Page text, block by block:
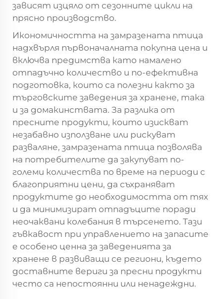
зависят изцяло от сезонните цикли на
прясно производство.
Икономичността на замразената птица
надхвърля първоначалната покупна цена и
включва предимства като намалено
отпадъчно количество и по-ефективна
подготовка, които са полезни както за
търговските заведения за хранене, така
и за домакинствата. За разлика от
пресните продукти, които изискват
незабавно използване или рискуват
разваляне, замразената птица позволява
на потребителите да закупуват по-
големи количества по време на периоди с
благоприятни цени, да съхраняват
продуктите до необходимостта от тях
и да минимизират отпадъците поради
неочаквани колебания в търсенето. Тази
гъвкавост при управлението на запасите
е особено ценна за заведенията за
хранене в развиващи се региони, където
доставните вериги за пресни продукти
често са непостоянни или ненадеждни.